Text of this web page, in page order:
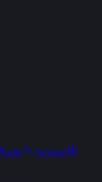
Radar
Terminal